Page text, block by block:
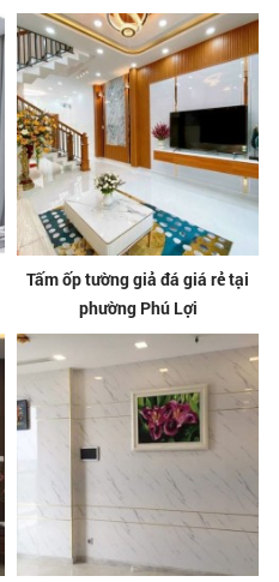
Tấm ốp tường giả đá giá rẻ tại
phường Phú Lợi